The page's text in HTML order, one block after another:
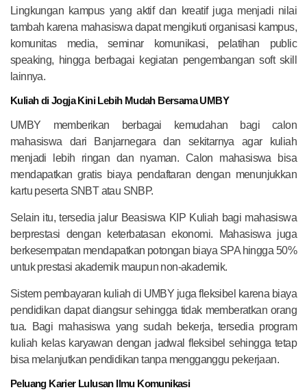
Lingkungan kampus yang aktif dan kreatif juga menjadi nilai
tambah karena mahasiswa dapat mengikuti organisasi kampus,
komunitas media, seminar komunikasi, pelatihan public
speaking, hingga berbagai kegiatan pengembangan soft skill
lainnya.
Kuliah di Jogja Kini Lebih Mudah Bersama UMBY
UMBY memberikan berbagai kemudahan bagi calon
mahasiswa dari Banjarnegara dan sekitarnya agar kuliah
menjadi lebih ringan dan nyaman. Calon mahasiswa bisa
mendapatkan gratis biaya pendaftaran dengan menunjukkan
kartu peserta SNBT atau SNBP.
Selain itu, tersedia jalur Beasiswa KIP Kuliah bagi mahasiswa
berprestasi dengan keterbatasan ekonomi. Mahasiswa juga
berkesempatan mendapatkan potongan biaya SPA hingga 50%
untuk prestasi akademik maupun non-akademik.
Sistem pembayaran kuliah di UMBY juga fleksibel karena biaya
pendidikan dapat diangsur sehingga tidak memberatkan orang
tua. Bagi mahasiswa yang sudah bekerja, tersedia program
kuliah kelas karyawan dengan jadwal fleksibel sehingga tetap
bisa melanjutkan pendidikan tanpa mengganggu pekerjaan.
Peluang Karier Lulusan Ilmu Komunikasi